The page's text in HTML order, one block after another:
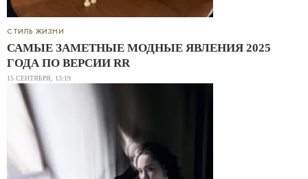
СТИЛЬ ЖИЗНИ
САМЫЕ ЗАМЕТНЫЕ МОДНЫЕ ЯВЛЕНИЯ 2025
ГОДА ПО ВЕРСИИ RR
15 СЕНТЯБРЯ, 13:19